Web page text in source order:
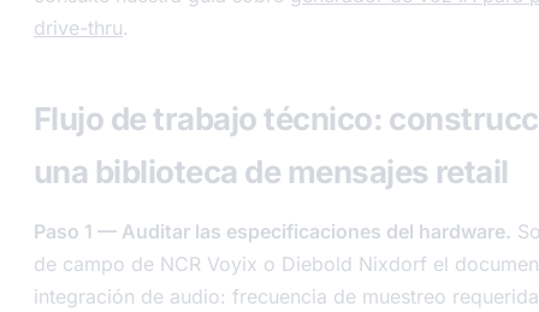
drive-thru.
Flujo de trabajo técnico:
una biblioteca de mensajes retail
Paso 1 — Auditar las especificaciones del hardware.
de campo de NCR Voyix o Diebold Nixdorf el
integración de audio: frecuencia de muestreo